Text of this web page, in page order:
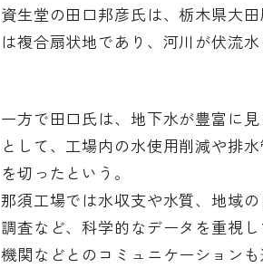
資生堂の田口邦彦氏は、栃木県大
は複合扇状地であり、河川が伏流
一方で田口氏は、地下水が豊富に
として、工場内の水使用削減や排
を切ったという。
那須工場では水収支や水質、地域
調査など、科学的なデータを重視
機関などとのコミュニケーション